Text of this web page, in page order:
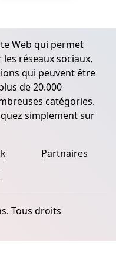
Web qui permet
réseaux sociaux,
qui peuvent être
de 20.000
catégories.
simplement sur
Partnaires
Tous droits